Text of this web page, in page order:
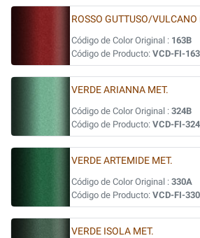
ROSSO GUTTUSO/VULCANO
Código de Color Original : 163B
Código de Producto: VCD-FI-
VERDE ARIANNA MET.
Código de Color Original : 324B
Código de Producto: VCD-FI-
VERDE ARTEMIDE MET.
Código de Color Original : 330A
Código de Producto: VCD-FI-
VERDE ISOLA MET.